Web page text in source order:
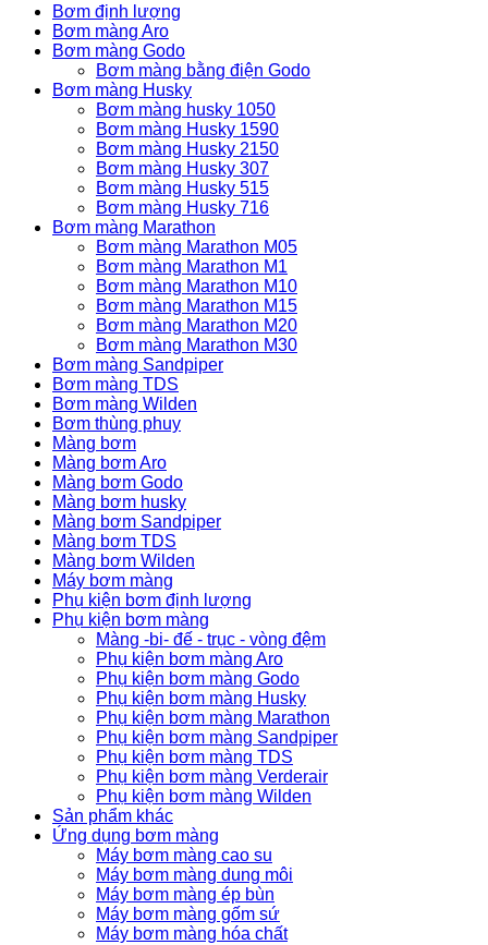
Bơm định lượng
Bơm màng Aro
Bơm màng Godo
Bơm màng bằng điện Godo
Bơm màng Husky
Bơm màng husky 1050
Bơm màng Husky 1590
Bơm màng Husky 2150
Bơm màng Husky 307
Bơm màng Husky 515
Bơm màng Husky 716
Bơm màng Marathon
Bơm màng Marathon M05
Bơm màng Marathon M1
Bơm màng Marathon M10
Bơm màng Marathon M15
Bơm màng Marathon M20
Bơm màng Marathon M30
Bơm màng Sandpiper
Bơm màng TDS
Bơm màng Wilden
Bơm thùng phuy
Màng bơm
Màng bơm Aro
Màng bơm Godo
Màng bơm husky
Màng bơm Sandpiper
Màng bơm TDS
Màng bơm Wilden
Máy bơm màng
Phụ kiện bơm định lượng
Phụ kiện bơm màng
Màng -bi- đế - trục - vòng đệm
Phụ kiện bơm màng Aro
Phụ kiện bơm màng Godo
Phụ kiện bơm màng Husky
Phụ kiện bơm màng Marathon
Phụ kiện bơm màng Sandpiper
Phụ kiện bơm màng TDS
Phụ kiện bơm màng Verderair
Phụ kiện bơm màng Wilden
Sản phẩm khác
Ứng dụng bơm màng
Máy bơm màng cao su
Máy bơm màng dung môi
Máy bơm màng ép bùn
Máy bơm màng gốm sứ
Máy bơm màng hóa chất